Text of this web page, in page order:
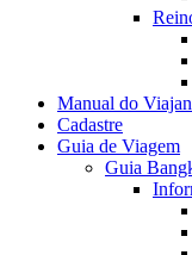
Manual do
Cadastre
Guia de Viagem
Guia